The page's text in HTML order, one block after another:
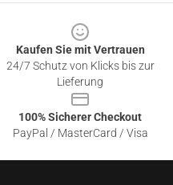
Kaufen Sie mit Vertrauen
24/7 Schutz von Klicks bis zur
Lieferung
100% Sicherer Checkout
PayPal / MasterCard / Visa